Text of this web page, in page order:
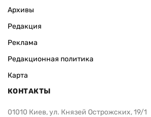
Архивы
Редакция
Реклама
Редакционная политика
Карта
КОНТАКТЫ
01010 Киев, ул. Князей Острожских, 19/1